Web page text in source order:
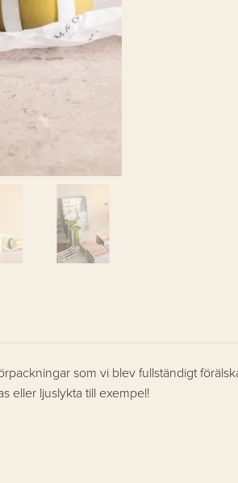
som vi blev fullständigt
eller ljuslykta till exempel!